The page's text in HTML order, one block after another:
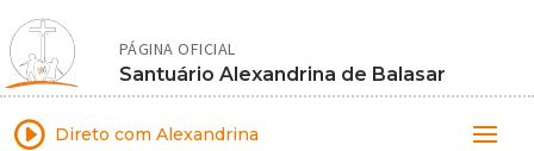
PÁGINA OFICIAL
Santuário Alexandrina de Balasar
I Direto com Alexandrina